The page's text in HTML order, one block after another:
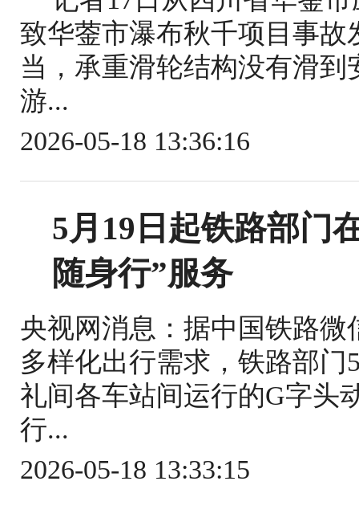
致华蓥市瀑布秋千项目事
当，承重滑轮结构没有滑
游...
2026-05-18 13:36:16
5月19日起铁路部门
随身行”服务
央视网消息：据中国铁路
多样化出行需求，铁路部门
礼间各车站间运行的G字头
行...
2026-05-18 13:33:15